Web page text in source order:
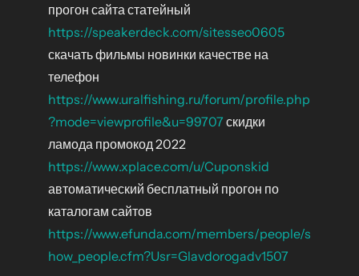
прогон сайта статейный
https://speakerdeck.com/sitesseo0605
скачать фильмы новинки качестве на
телефон
https://www.uralfishing.ru/forum/profile.php
?mode=viewprofile&u=99707 скидки
ламода промокод 2022
https://www.xplace.com/u/Cuponskid
автоматический бесплатный прогон по
каталогам сайтов
https://www.efunda.com/members/people/s
how_people.cfm?Usr=Glavdorogadv1507